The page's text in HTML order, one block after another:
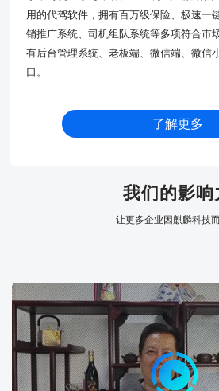
用的代驾软件，拥有百万级保险、极速一
销推广系统、司机组队系统等多项符合市
有后台管理系统、老板端、微信端、微信
口。
了解更多
我们的影响
让更多企业因麒麟科技